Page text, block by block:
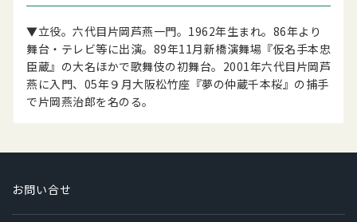
▼立役。六代目片岡芦燕一門。1962年生まれ。86年より
舞台・テレビ等に出演。89年11月新橋演舞場『仮名手本忠
臣蔵』の大名ほかで歌舞伎の初舞台。2001年六代目片岡芦
燕に入門、05年９月大阪松竹座『夢の仲蔵千本桜』の捕手
で片岡燕治郎を名のる。
お問い合せ